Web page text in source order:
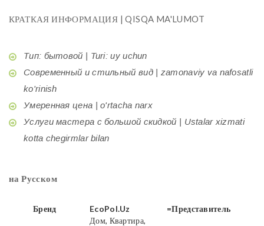
КРАТКАЯ ИНФОРМАЦИЯ | QISQA MA'LUMOT
Тип: бытовой | Turi: uy uchun
Современный и стильный вид | zamonaviy va nafosatli
ko'rinish
Умеренная цена | o'rtacha narx
Услуги мастера с большой скидкой | Ustalar xizmati
kotta chegirmlar bilan
на Русском
Бренд EcoPol.Uz =Представитель
Дом, Квартира,